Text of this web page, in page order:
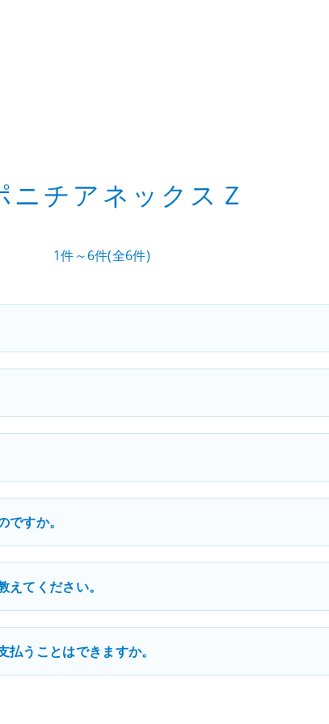
ニチアネックスＺ
1件～6件(全6件)
すか。
えてください。
払うことはできますか。